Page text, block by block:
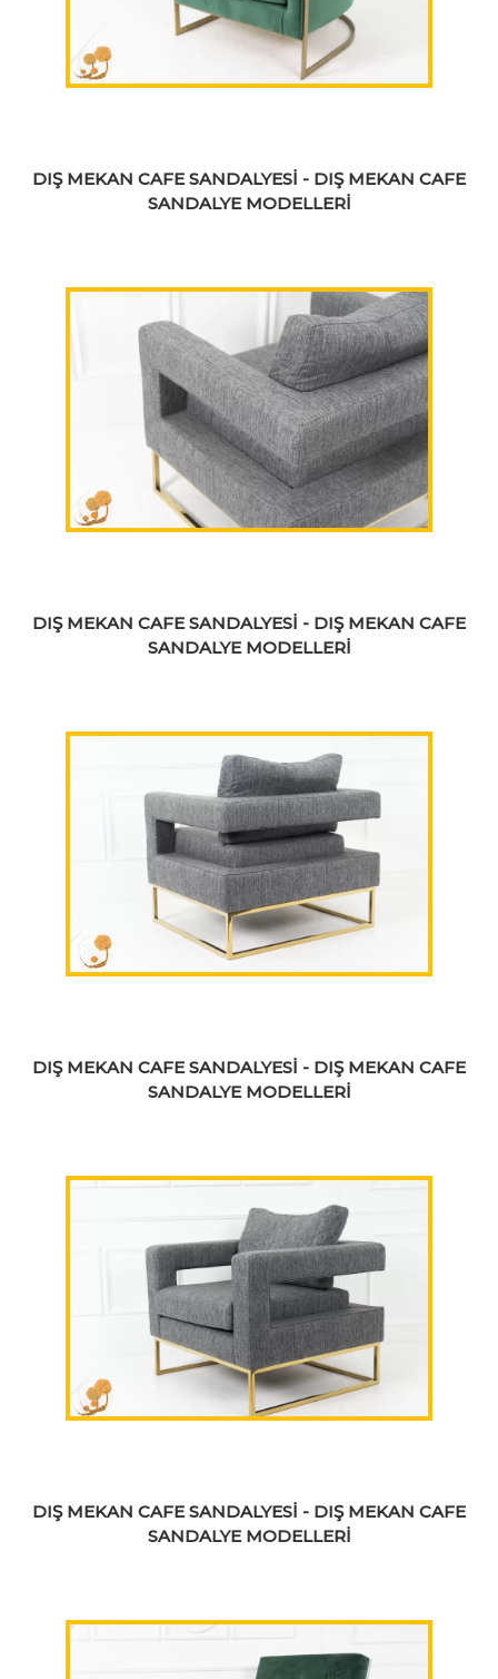
DIŞ MEKAN CAFE SANDALYESİ - DIŞ MEKAN CAFE
SANDALYE MODELLERİ
DIŞ MEKAN CAFE SANDALYESİ - DIŞ MEKAN CAFE
SANDALYE MODELLERİ
DIŞ MEKAN CAFE SANDALYESİ - DIŞ MEKAN CAFE
SANDALYE MODELLERİ
DIŞ MEKAN CAFE SANDALYESİ - DIŞ MEKAN CAFE
SANDALYE MODELLERİ